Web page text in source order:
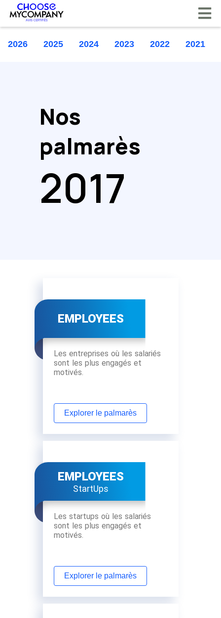
2026 2025 2024 2023 2022 2021
Nos
palmarès
2017
EMPLOYEES
Les entreprises où les salariés
sont les plus engagés et
motivés.
Explorer le palmarès
EMPLOYEES
StartUps
Les startups où les salariés
sont les plus engagés et
motivés.
Explorer le palmarès
Panneau de gestion des cookies